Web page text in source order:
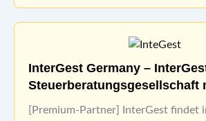
InterGest Germany –
Steuerberatungsgesellschaft
[Premium-Partner] InterGest findet